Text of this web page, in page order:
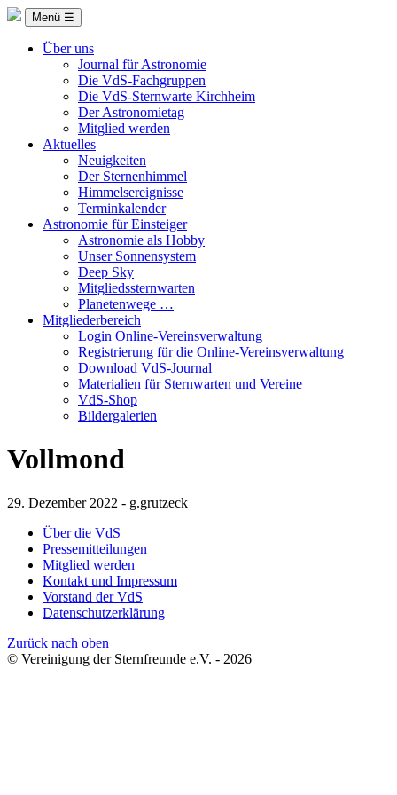
Menü ☰
Über uns
Journal für Astronomie
Die VdS-Fachgruppen
Die VdS-Sternwarte Kirchheim
Der Astronomietag
Mitglied werden
Aktuelles
Neuigkeiten
Der Sternenhimmel
Himmelsereignisse
Terminkalender
Astronomie für Einsteiger
Astronomie als Hobby
Unser Sonnensystem
Deep Sky
Mitgliedssternwarten
Planetenwege …
Mitgliederbereich
Login Online-Vereinsverwaltung
Registrierung für die Online-Vereinsverwaltung
Download VdS-Journal
Materialien für Sternwarten und Vereine
VdS-Shop
Bildergalerien
Vollmond
29. Dezember 2022 - g.grutzeck
Über die VdS
Pressemitteilungen
Mitglied werden
Kontakt und Impressum
Vorstand der VdS
Datenschutzerklärung
Zurück nach oben
© Vereinigung der Sternfreunde e.V. - 2026